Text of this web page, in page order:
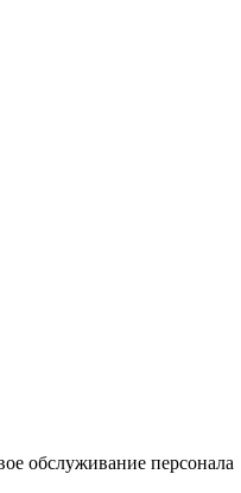
обслуживание персонала